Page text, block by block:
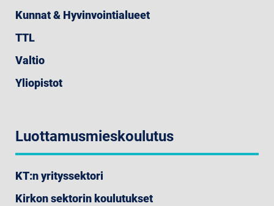
Kunnat & Hyvinvointialueet
TTL
Valtio
Yliopistot
Luottamusmieskoulutus
KT:n yrityssektori
Kirkon sektorin koulutukset